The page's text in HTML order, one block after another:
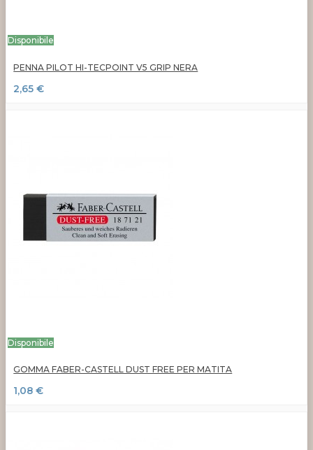
Disponibile
PENNA PILOT HI-TECPOINT V5 GRIP NERA
2,65 €
Disponibile
GOMMA FABER-CASTELL DUST FREE PER MATITA
1,08 €